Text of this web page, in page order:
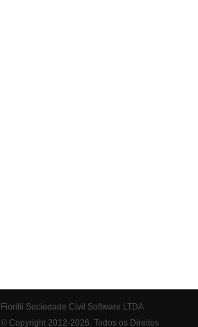
Fiorilli Sociedade Civil Software LTDA
© Copyright 2012-2026. Todos os Direitos